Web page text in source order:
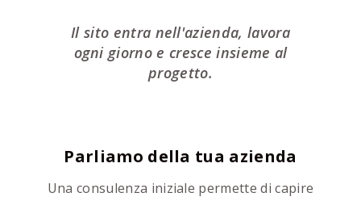
Il sito entra nell'azienda, lavora
ogni giorno e cresce insieme al
progetto.
Parliamo della tua azienda
Una consulenza iniziale permette di capire